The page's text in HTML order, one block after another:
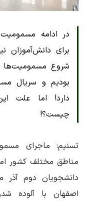
در ادامه
شروع مسمومیت‌ها
بودیم و سریال
دارد! اما علت
چیست؟!
تسنیم: ماجرای
مناطق مختلف کشور
دانشجویان دوم